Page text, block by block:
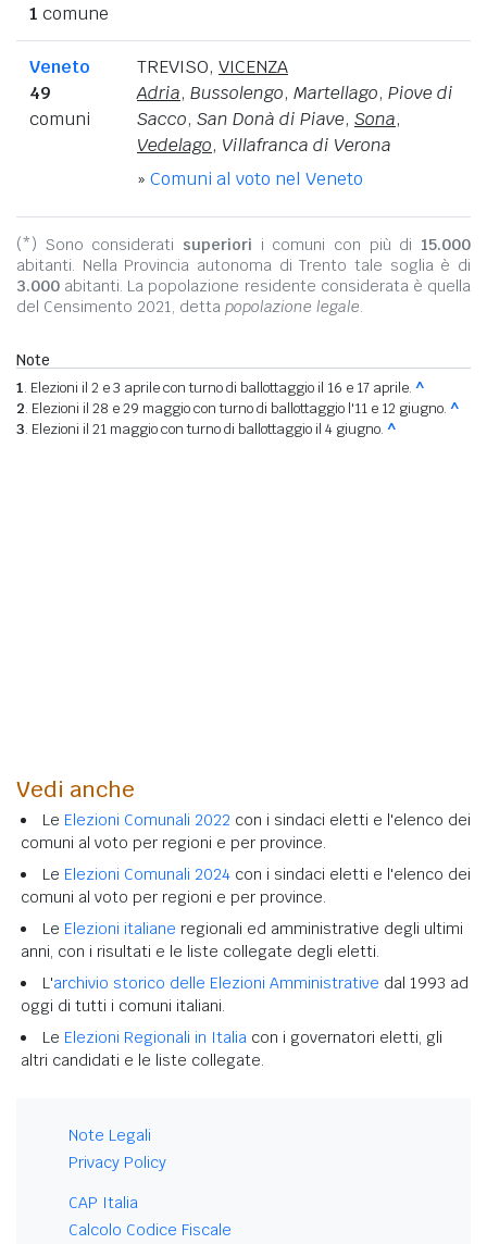
1 comune
Veneto
49
comuni
TREVISO, VICENZA
Adria, Bussolengo, Martellago, Piove di
Sacco, San Donà di Piave, Sona,
Vedelago, Villafranca di Verona
» Comuni al voto nel Veneto
(*) Sono considerati superiori i comuni con più di 15.000
abitanti. Nella Provincia autonoma di Trento tale soglia è di
3.000 abitanti. La popolazione residente considerata è quella
del Censimento 2021, detta popolazione legale.
Note
1. Elezioni il 2 e 3 aprile con turno di ballottaggio il 16 e 17 aprile. ^
2. Elezioni il 28 e 29 maggio con turno di ballottaggio l'11 e 12 giugno. ^
3. Elezioni il 21 maggio con turno di ballottaggio il 4 giugno. ^
Vedi anche
Le Elezioni Comunali 2022 con i sindaci eletti e l'elenco dei
comuni al voto per regioni e per province.
Le Elezioni Comunali 2024 con i sindaci eletti e l'elenco dei
comuni al voto per regioni e per province.
Le Elezioni italiane regionali ed amministrative degli ultimi
anni, con i risultati e le liste collegate degli eletti.
L'archivio storico delle Elezioni Amministrative dal 1993 ad
oggi di tutti i comuni italiani.
Le Elezioni Regionali in Italia con i governatori eletti, gli
altri candidati e le liste collegate.
Note Legali
Privacy Policy
CAP Italia
Calcolo Codice Fiscale